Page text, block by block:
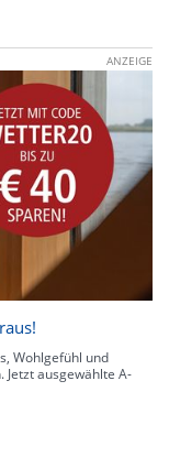
ANZEIGE
Wohlgefühl und
ausgewählte A-